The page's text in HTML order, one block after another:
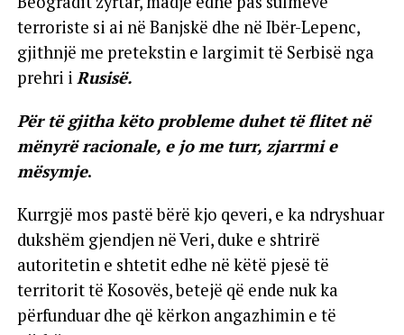
terroriste si ai në Banjskë dhe në Ibër-Lepenc,
gjithnjë me pretekstin e largimit të Serbisë nga
prehri i Rusisë.
Për të gjitha këto probleme duhet të flitet në
mënyrë racionale, e jo me turr, zjarrmi e
mësymje.
Kurrgjë mos pastë bërë kjo qeveri, e ka ndryshuar
dukshëm gjendjen në Veri, duke e shtrirë
autoritetin e shtetit edhe në këtë pjesë të
territorit të Kosovës, betejë që ende nuk ka
përfunduar dhe që kërkon angazhimin e të